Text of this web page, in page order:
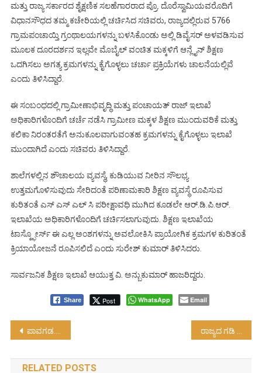
ಮತ್ತು ರಾಜ್ಯ ಸರ್ಕಾರದ ಶೈಕ್ಷಣಿಕ ಸಲಹೆಗಾರರಾದ ಪ್ರೊ. ದೊರೆಸ್ವಾಮಿಯವರೊದಿಗೆ
ವಿಧಾನಸೌಧದ ತಮ್ಮ ಕಚೇರಿಯಲ್ಲಿ ಚರ್ಚಿಸಿದ ಸಚಿವರು, ರಾಜ್ಯದಲ್ಲಿರುವ 5766
ಗ್ರಾಮಪಂಚಾಯ್ತಿ ಗ್ರಂಥಾಲಯಗಳನ್ನು ಬಳಸಿಕೊಂಡು ಅಲ್ಲಿ ಡಿವೈಸರ್ ಅಳವಡಿಸುವ
ಮೂಲಕ ದೂರದರ್ಶನ ಇಲ್ಲವೇ ಮೊಬೈಲ್ ವಂಚಿತ ಮಕ್ಕಳಿಗೆ ಆನ್ಲೈನ್ ಶಿಕ್ಷಣ
ಒದಗಿಸಲು ಅಗತ್ಯ ಕ್ರಮಗಳನ್ನು ಕೈಗೊಳ್ಳಲು ಚರ್ಚಾ ಪ್ರಕ್ರಿಯೆಗಳು ಚಾಲನೆಯಲ್ಲಿವೆ
ಎಂದು ತಿಳಿಸಿದ್ದಾರೆ.
ಈ ಸಂಬಂಧದಲ್ಲಿ ಗ್ರಾಮೀಣಾಭಿವೃದ್ಧಿ ಮತ್ತು ಪಂಚಾಯತ್ ರಾಜ್ ಇಲಾಖೆ
ಅಧಿಕಾರಿಗಳೊಂದಿಗೆ ಚರ್ಚೆ ನಡೆಸಿ ಗ್ರಾಮೀಣ ಮಕ್ಕಳ ಶಿಕ್ಷಣ ಮುಂದುವರಿಕೆ ಮತ್ತು
ಕಲಿಕಾ ನಿರಂತರತೆಗೆ ಅನುಕೂಲವಾಗುವಂತಹ ಕ್ರಮಗಳನ್ನು ಕೈಗೊಳ್ಳಲು ಇಲಾಖೆ
ಮುಂದಾಗಿದೆ ಎಂದು ಸಚಿವರು ತಿಳಿಸಿದ್ದಾರೆ.
ಶಾಲೆಗಳಲ್ಲಿನ ಶೌಚಾಲಯ ವ್ಯವಸ್ಥೆ, ಕುಡಿಯುವ ನೀರಿನ ಸೌಲಭ್ಯ
ಉತ್ತಮಗೊಳಿಸುವುದು ಸೇರಿದಂತೆ ಪರಿಣಾಮಕಾರಿ ಶಿಕ್ಷಣ ವ್ಯವಸ್ಥೆ ರೂಪಿಸುವ
ಕುರಿತಂತೆ ಎಸ್ ಎಸ್ ಎಲ್ ಸಿ ಪರೀಕ್ಷಾವಧಿ ಮುಗಿದ ಕೂಡಲೇ ಆರ್.ಡಿ.ಪಿ.ಆರ್.
ಇಲಾಖೆಯ ಅಧಿಕಾರಿಗಳೊಂದಿಗೆ ಚರ್ಚಿಸಲಾಗುವುದು. ಶಿಕ್ಷಣ ಇಲಾಖೆಯ
ಟಾಸ್ಕ್ಫೋರ್ಸ್ ಈ ಎಲ್ಲ ಅಂಶಗಳನ್ನು ಅವಲೋಕಿಸಿ ಪ್ರಾಯೋಗಿಕ ಕ್ರಮಗಳ ಕುರಿತಂತೆ
ಕ್ರಿಯಾಯೋಜನೆ ರೂಪಿಸಲಿದೆ ಎಂದು ಸುರೇಶ್ ಕುಮಾರ್ ತಿಳಿಸಿದರು.
ಸಾರ್ವಜನಿಕ ಶಿಕ್ಷಣ ಇಲಾಖೆ ಆಯುಕ್ತ ವಿ. ಅನ್ಬುಕುಮಾರ್ ಹಾಜರಿದ್ದರು.
Share Post WhatsApp Email
Post
navigation
ಪಾವಗಡ.ಪೆಟ್ರೋಲ್-ಡಿಸೇಲ್ ಬೆಲೆ ಏರಿಕೆ ಖಂಡಿಸಿ ‘ ಕೈ’ ಪ್ರತಿಭಟನೆ….!
RELATED POSTS